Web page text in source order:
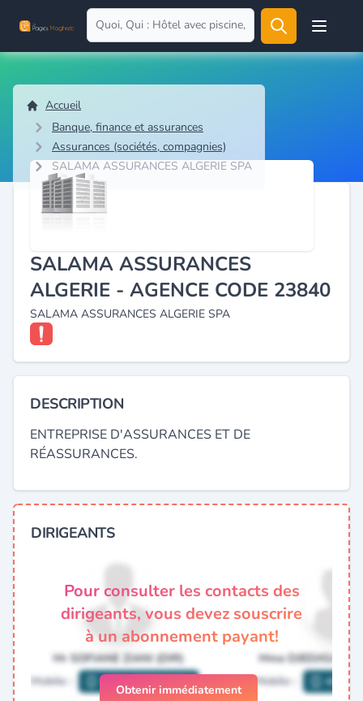
Open
Accueil
Banque, finance et assurances
Assurances (sociétés, compagnies)
SALAMA ASSURANCES ALGERIE SPA
SALAMA ASSURANCES
ALGERIE - AGENCE CODE 23840
SALAMA ASSURANCES ALGERIE SPA
DESCRIPTION
ENTREPRISE D'ASSURANCES ET DE
RÉASSURANCES.
DIRIGEANTS
Pour consulter les contacts des
dirigeants, vous devez souscrire
à un abonnement payant!
Obtenir immédiatement